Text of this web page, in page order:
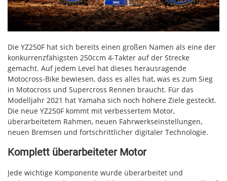
Die YZ250F hat sich bereits einen großen Namen als eine der
konkurrenzfähigsten 250ccm 4-Takter auf der Strecke
gemacht. Auf jedem Level hat dieses herausragende
Motocross-Bike bewiesen, dass es alles hat, was es zum Sieg
in Motocross und Supercross Rennen braucht. Für das
Modelljahr 2021 hat Yamaha sich noch höhere Ziele gesteckt.
Die neue YZ250F kommt mit verbessertem Motor,
überarbeitetem Rahmen, neuen Fahrwerkseinstellungen,
neuen Bremsen und fortschrittlicher digitaler Technologie.
Komplett überarbeiteter Motor
Jede wichtige Komponente wurde überarbeitet und